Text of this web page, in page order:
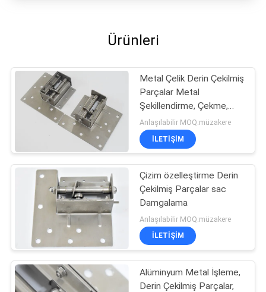
Ürünleri
Metal Çelik Derin Çekilmiş
Parçalar Metal
Şekillendirme, Çekme,
Damgalama
Anlaşılabilir MOQ:müzakere
İLETIŞIM
Çizim özelleştirme Derin
Çekilmiş Parçalar sac
Damgalama
Anlaşılabilir MOQ:müzakere
İLETIŞIM
Alüminyum Metal İşleme,
Derin Çekilmiş Parçalar,